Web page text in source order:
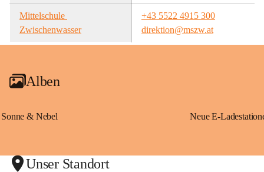
Mittelschule
Zwischenwasser
+43 5522 4915 300
direktion@mszw.at
Alben
Sonne & Nebel
Unser Standort